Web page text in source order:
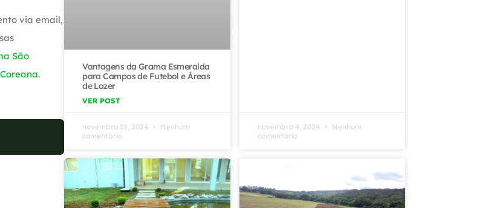
via email,
São
.
Vantagens da Grama Esmeralda
para Campos de Futebol e Áreas
de Lazer
VER POST
novembro 12, 2024
Nenhum
comentário
novembro 4, 2024
Nenhum
comentário